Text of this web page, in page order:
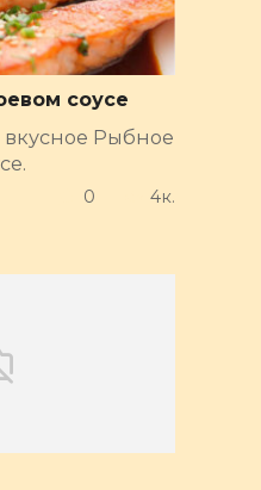
соусе
Рыбное
0 4к.